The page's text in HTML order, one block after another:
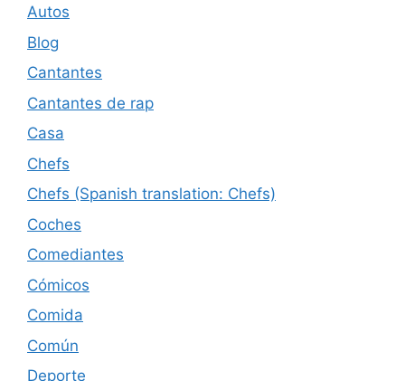
Autos
Blog
Cantantes
Cantantes de rap
Casa
Chefs
Chefs (Spanish translation: Chefs)
Coches
Comediantes
Cómicos
Comida
Común
Deporte